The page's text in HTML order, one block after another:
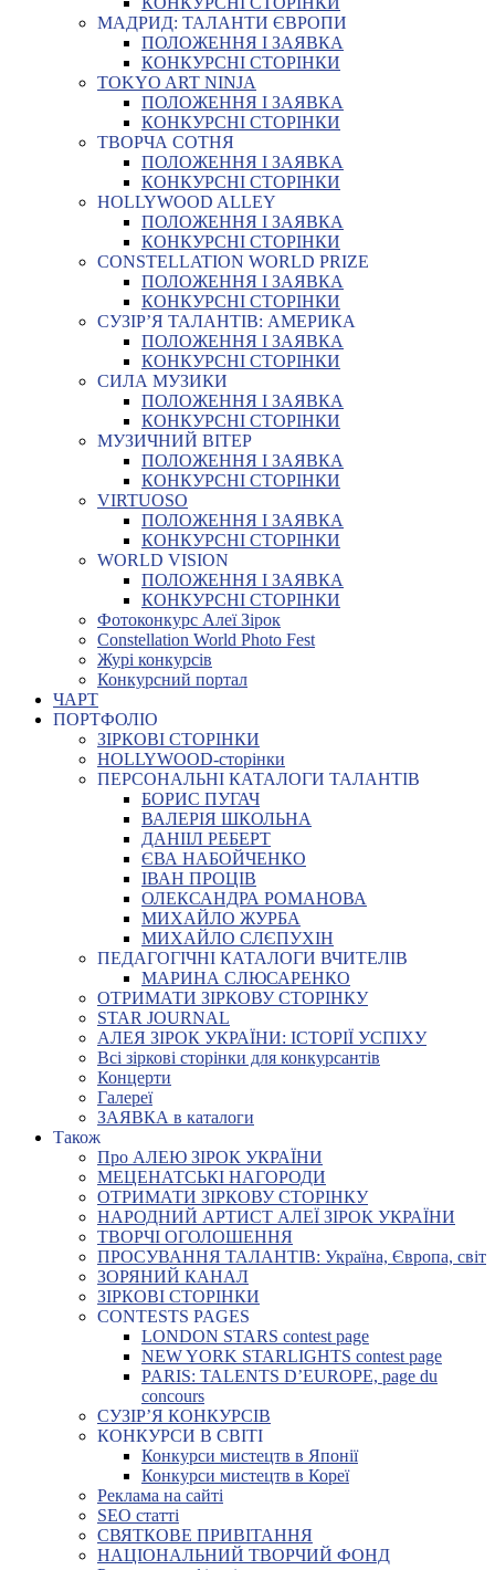
МАДРИД: ТАЛАНТИ ЄВРОПИ
ПОЛОЖЕННЯ І ЗАЯВКА
КОНКУРСНІ СТОРІНКИ
TOKYO ART NINJA
ПОЛОЖЕННЯ І ЗАЯВКА
КОНКУРСНІ СТОРІНКИ
ТВОРЧА СОТНЯ
ПОЛОЖЕННЯ І ЗАЯВКА
КОНКУРСНІ СТОРІНКИ
HOLLYWOOD ALLEY
ПОЛОЖЕННЯ І ЗАЯВКА
КОНКУРСНІ СТОРІНКИ
CONSTELLATION WORLD PRIZE
ПОЛОЖЕННЯ І ЗАЯВКА
КОНКУРСНІ СТОРІНКИ
СУЗІР’Я ТАЛАНТІВ: АМЕРИКА
ПОЛОЖЕННЯ І ЗАЯВКА
КОНКУРСНІ СТОРІНКИ
СИЛА МУЗИКИ
ПОЛОЖЕННЯ І ЗАЯВКА
КОНКУРСНІ СТОРІНКИ
МУЗИЧНИЙ ВІТЕР
ПОЛОЖЕННЯ І ЗАЯВКА
КОНКУРСНІ СТОРІНКИ
VIRTUOSO
ПОЛОЖЕННЯ І ЗАЯВКА
КОНКУРСНІ СТОРІНКИ
WORLD VISION
ПОЛОЖЕННЯ І ЗАЯВКА
КОНКУРСНІ СТОРІНКИ
Фотоконкурс Алеї Зірок
Constellation World Photo Fest
Журі конкурсів
Конкурсний портал
ЧАРТ
ПОРТФОЛІО
ЗІРКОВІ СТОРІНКИ
HOLLYWOOD-сторінки
ПЕРСОНАЛЬНІ КАТАЛОГИ ТАЛАНТІВ
БОРИС ПУГАЧ
ВАЛЕРІЯ ШКОЛЬНА
ДАНІІЛ РЕБЕРТ
ЄВА НАБОЙЧЕНКО
ІВАН ПРОЦІВ
ОЛЕКСАНДРА РОМАНОВА
МИХАЙЛО ЖУРБА
МИХАЙЛО СЛЄПУХІН
ПЕДАГОГІЧНІ КАТАЛОГИ ВЧИТЕЛІВ
МАРИНА СЛЮСАРЕНКО
ОТРИМАТИ ЗІРКОВУ СТОРІНКУ
STAR JOURNAL
АЛЕЯ ЗІРОК УКРАЇНИ: ІСТОРІЇ УСПІХУ
Всі зіркові сторінки для конкурсантів
Концерти
Галереї
ЗАЯВКА в каталоги
Також
Про АЛЕЮ ЗІРОК УКРАЇНИ
МЕЦЕНАТСЬКІ НАГОРОДИ
ОТРИМАТИ ЗІРКОВУ СТОРІНКУ
НАРОДНИЙ АРТИСТ АЛЕЇ ЗІРОК УКРАЇНИ
ТВОРЧІ ОГОЛОШЕННЯ
ПРОСУВАННЯ ТАЛАНТІВ: Україна, Європа, світ
ЗОРЯНИЙ КАНАЛ
ЗІРКОВІ СТОРІНКИ
CONTESTS PAGES
LONDON STARS contest page
NEW YORK STARLIGHTS contest page
PARIS: TALENTS D’EUROPE, page du
concours
СУЗІР’Я КОНКУРСІВ
КОНКУРСИ В СВІТІ
Конкурси мистецтв в Японії
Конкурси мистецтв в Кореї
Реклама на сайті
SEO статті
СВЯТКОВЕ ПРИВІТАННЯ
НАЦІОНАЛЬНИЙ ТВОРЧИЙ ФОНД